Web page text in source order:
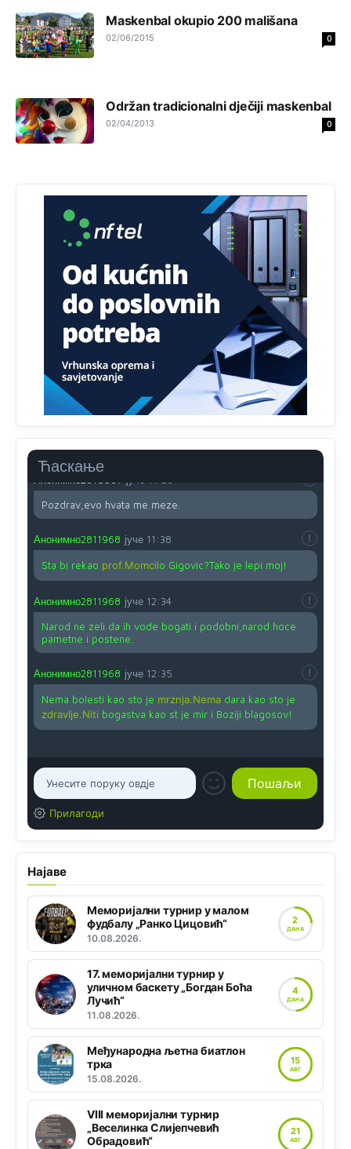
Maskenbal okupio 200 mališana
02/06/2015 0
Održan tradicionalni dječiji maskenbal
02/04/2013 0
Ћаскање
Анонимно2806721 8/6/2026
Анонимно2808843 8/6/2026 6:20
reconquista
pusti ih ciganija...pocetkom ovog vjeka,neko rece za
Radovana i Ratka kaki su oni srbi...i poce dalje da
besjedi znam ja dobro sta je bilo u Ag-ci...
Анонимно2810587 јуче 11:13
Proguglajte
Анонимно2810587 јуче
O kako su cudni lvi ljudi,uzeli bi sve da mogu...a ja srce
svima fajem,radujem se tudjoj sreci.I ko ima i ko nema
na iso ce mjesto leci!
Анонимно2810587 јуче
11:24
Pozdrav,evo hvata me meze.
Анонимно2811968 јуче 11:38
Sta bi rekao prof.Momcilo Gigovic?Tako je lepi moj!
Анонимно2811968 јуче 12:34
Narod ne zeli da ih vode bogati i podobni,narod hoce
pametne i postene.
Анонимно2811968 јуче 12:35
Nema bolesti kao sto je mrznja.Nemadara kao sto je
zdravlje.Niti bogastva kao st je mir i Boziji blagosov!
Прилагоди
Најаве
Меморијални турнир у малом
фудбалу „Ранко Цицовић“
10.08.2026.
2
ДАНА
17. меморијални турнир у
уличном баскету „Богдан Боћа
Лучић“
11.08.2026.
4
ДАНА
Међународна љетна биатлон
трка
15.08.2026.
15
АВГ
VIII меморијални турнир
„Веселинка Слијепчевић
Обрадовић“
21
АВГ